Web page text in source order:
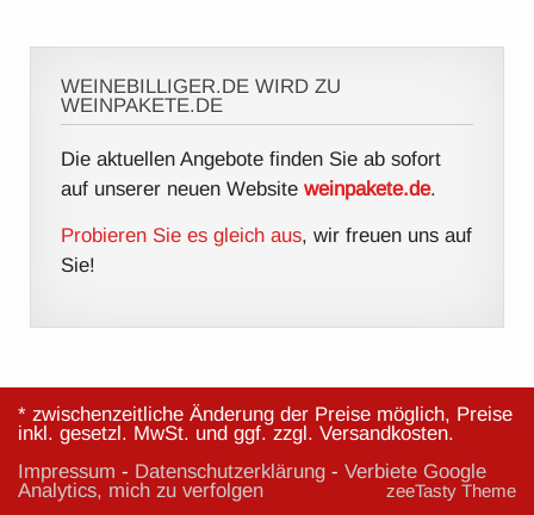
WEINEBILLIGER.DE WIRD ZU
WEINPAKETE.DE
Die aktuellen Angebote finden Sie ab sofort
auf unserer neuen Websiteweinpakete.de.
Probieren Sie es gleich aus, wir freuen uns auf
Sie!
* zwischenzeitliche Änderung der Preise möglich, Preise
inkl. gesetzl. MwSt. und ggf. zzgl. Versandkosten.
Impressum - Datenschutzerklärung - Verbiete Google
Analytics, mich zu verfolgen
zeeTasty Theme